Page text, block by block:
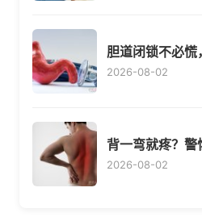
胆道闭锁不必
2026-08-02
背一弯就疼？
2026-08-02